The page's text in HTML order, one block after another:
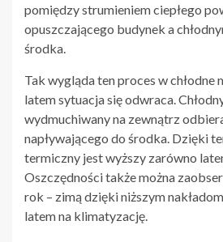
pomiędzy strumieniem ciepłego
opuszczającego budynek a
środka.
Tak wygląda ten proces w chłodne
latem sytuacja się odwraca.
wydmuchiwany na zewnątrz
napływającego do środka. Dzięki
termiczny jest wyższy zarówno
Oszczędności także można
rok – zimą dzięki niższym
latem na klimatyzację.